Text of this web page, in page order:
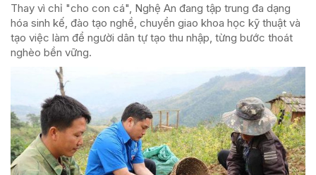
Thay vì chỉ "cho con cá", Nghệ An đang tập trung đa dạng
hóa sinh kế, đào tạo nghề, chuyển giao khoa học kỹ thuật và
tạo việc làm để người dân tự tạo thu nhập, từng bước thoát
nghèo bền vững.